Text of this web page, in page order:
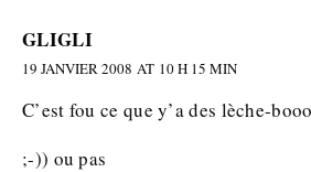
GLIGLI
19 JANVIER 2008 AT 10 H 15 MIN
C’est fou ce que y’a des lèche-
;-)) ou pas